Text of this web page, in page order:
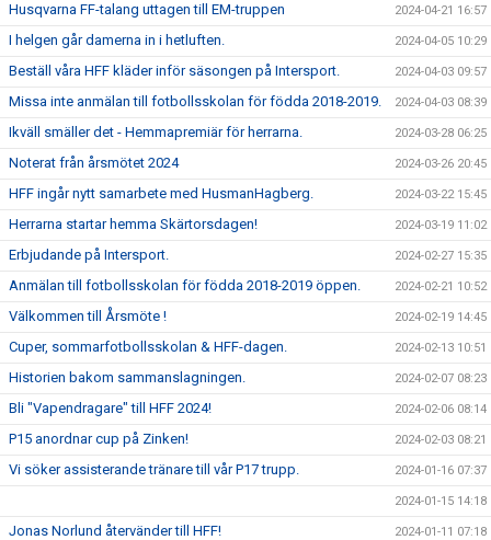
Husqvarna FF-talang uttagen till EM-truppen 2024-04-21 16:57
I helgen går damerna in i hetluften. 2024-04-05 10:29
Beställ våra HFF kläder inför säsongen på Intersport. 2024-04-03 09:57
Missa inte anmälan till fotbollsskolan för födda 2018-2019. 2024-04-03 08:39
Ikväll smäller det - Hemmapremiär för herrarna. 2024-03-28 06:25
Noterat från årsmötet 2024 2024-03-26 20:45
HFF ingår nytt samarbete med HusmanHagberg. 2024-03-22 15:45
Herrarna startar hemma Skärtorsdagen! 2024-03-19 11:02
Erbjudande på Intersport. 2024-02-27 15:35
Anmälan till fotbollsskolan för födda 2018-2019 öppen. 2024-02-21 10:52
Välkommen till Årsmöte ! 2024-02-19 14:45
Cuper, sommarfotbollsskolan & HFF-dagen. 2024-02-13 10:51
Historien bakom sammanslagningen. 2024-02-07 08:23
Bli "Vapendragare" till HFF 2024! 2024-02-06 08:14
P15 anordnar cup på Zinken! 2024-02-03 08:21
Vi söker assisterande tränare till vår P17 trupp. 2024-01-16 07:37
2024-01-15 14:18
Jonas Norlund återvänder till HFF! 2024-01-11 07:18